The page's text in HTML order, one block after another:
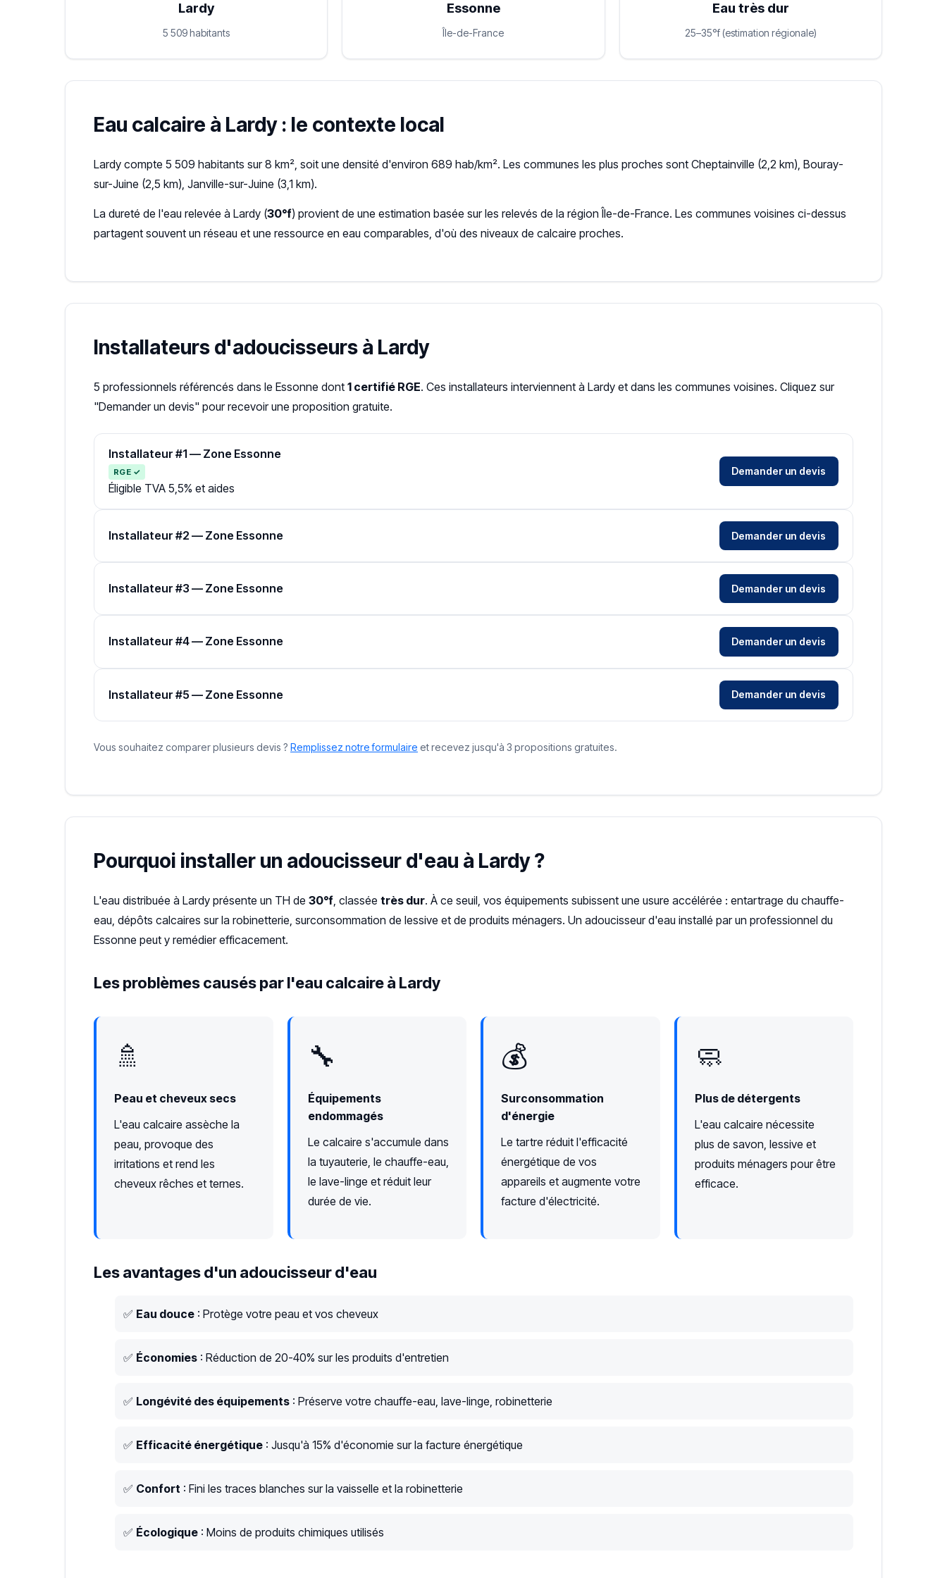
Lardy
5 509 habitants
Essonne
Île-de-France
Eau très dur
25–35°f (estimation régionale)
Eau calcaire à Lardy : le contexte local
Lardy compte 5 509 habitants sur 8 km², soit une densité d'environ 689 hab/km². Les communes les plus proches sont Cheptainville (2,2 km), Bouray-
sur-Juine (2,5 km), Janville-sur-Juine (3,1 km).
La dureté de l'eau relevée à Lardy (30°f) provient de une estimation basée sur les relevés de la région Île-de-France. Les communes voisines ci-dessus
partagent souvent un réseau et une ressource en eau comparables, d'où des niveaux de calcaire proches.
Installateurs d'adoucisseurs à Lardy
5 professionnels référencés dans le Essonne dont 1 certifié RGE. Ces installateurs interviennent à Lardy et dans les communes voisines. Cliquez sur
"Demander un devis" pour recevoir une proposition gratuite.
Installateur #1 — Zone Essonne
RGE ✓
Éligible TVA 5,5% et aides
Demander un devis
Installateur #2 — Zone Essonne Demander un devis
Installateur #3 — Zone Essonne Demander un devis
Installateur #4 — Zone Essonne Demander un devis
Installateur #5 — Zone Essonne Demander un devis
Vous souhaitez comparer plusieurs devis ? Remplissez notre formulaire et recevez jusqu'à 3 propositions gratuites.
Pourquoi installer un adoucisseur d'eau à Lardy ?
L'eau distribuée à Lardy présente un TH de 30°f , classée très dur. À ce seuil, vos équipements subissent une usure accélérée : entartrage du chauffe-
eau, dépôts calcaires sur la robinetterie, surconsommation de lessive et de produits ménagers. Un adoucisseur d'eau installé par un professionnel du
Essonne peut y remédier efficacement.
Les problèmes causés par l'eau calcaire à Lardy
🚿
Peau et cheveux secs
L'eau calcaire assèche la
peau, provoque des
irritations et rend les
cheveux rêches et ternes.
🔧
Équipements
endommagés
Le calcaire s'accumule dans
la tuyauterie, le chauffe-eau,
le lave-linge et réduit leur
durée de vie.
💰
Surconsommation
d'énergie
Le tartre réduit l'efficacité
énergétique de vos
appareils et augmente votre
facture d'électricité.
🧼
Plus de détergents
L'eau calcaire nécessite
plus de savon, lessive et
produits ménagers pour être
efficace.
Les avantages d'un adoucisseur d'eau
✅ Eau douce : Protège votre peau et vos cheveux
✅ Économies : Réduction de 20-40% sur les produits d'entretien
✅ Longévité des équipements : Préserve votre chauffe-eau, lave-linge, robinetterie
✅ Efficacité énergétique : Jusqu'à 15% d'économie sur la facture énergétique
✅ Confort : Fini les traces blanches sur la vaisselle et la robinetterie
✅ Écologique : Moins de produits chimiques utilisés